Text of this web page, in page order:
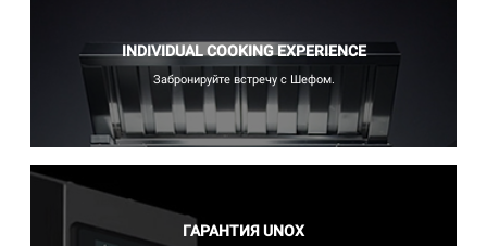
INDIVIDUAL COOKING EXPERIENCE
Забронируйте встречу с Шефом.
ГАРАНТИЯ UNOX